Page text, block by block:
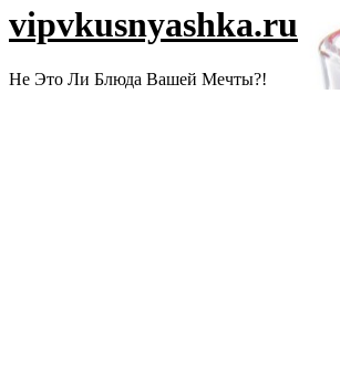
vipvkusnyashka.ru
Не Это Ли Блюда Вашей Мечты?!